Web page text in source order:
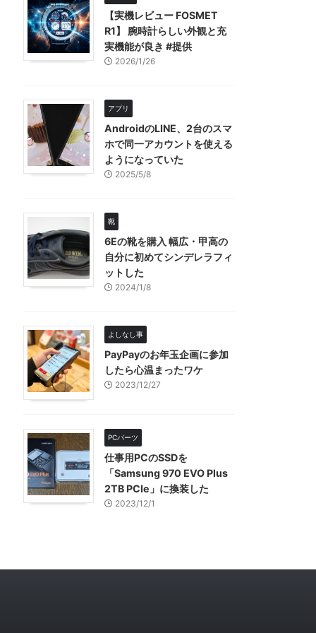
【実機レビュー FOSMET
R1】 腕時計らしい外観と充
実機能が良き #提供
2026/1/26
アプリ
AndroidのLINE、2台のスマ
ホで同一アカウントを使える
ようになっていた
2025/5/8
靴
6Eの靴を購入 幅広・甲高の
自分に初めてシンデレラフィ
ットした
2024/1/8
よしなし事
PayPayのお年玉企画に参加
したら心温まったワケ
2023/12/27
PCパーツ
仕事用PCのSSDを
「Samsung 970 EVO Plus
2TB PCIe」に換装した
2023/12/1